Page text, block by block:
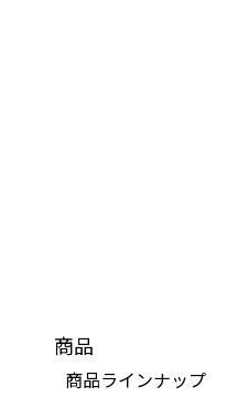
商品
商品ラインナップ